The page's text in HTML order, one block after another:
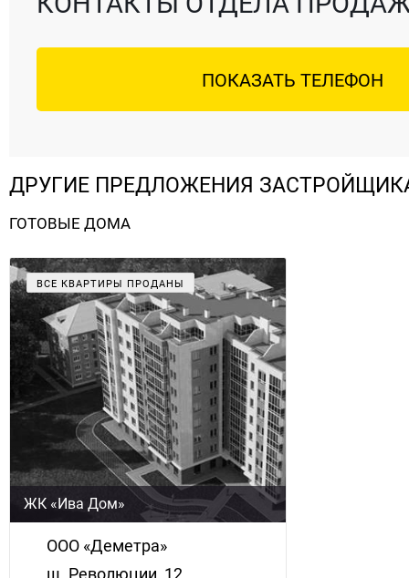
ПОКАЗАТЬ ТЕЛЕФОН
ДРУГИЕ ПРЕДЛОЖЕНИЯ
ГОТОВЫЕ ДОМА
ВСЕ КВАРТИРЫ ПРОДАНЫ
ЖК «Ива Дом»
ООО «Деметра»
ш. Революции, 12,